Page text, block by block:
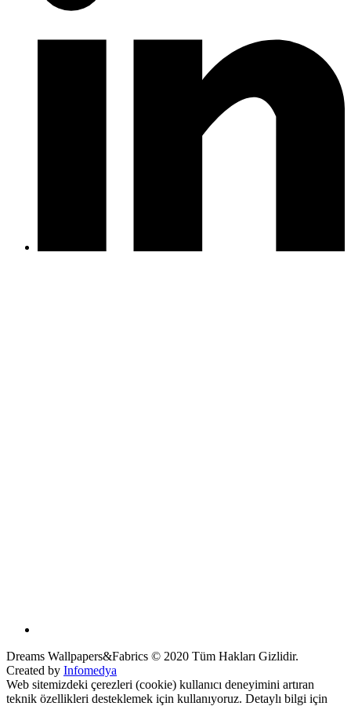
Dreams Wallpapers&Fabrics © 2020 Tüm Hakları Gizlidir.
Created by Infomedya
Web sitemizdeki çerezleri (cookie) kullanıcı deneyimini artıran
teknik özellikleri desteklemek için kullanıyoruz. Detaylı bilgi için